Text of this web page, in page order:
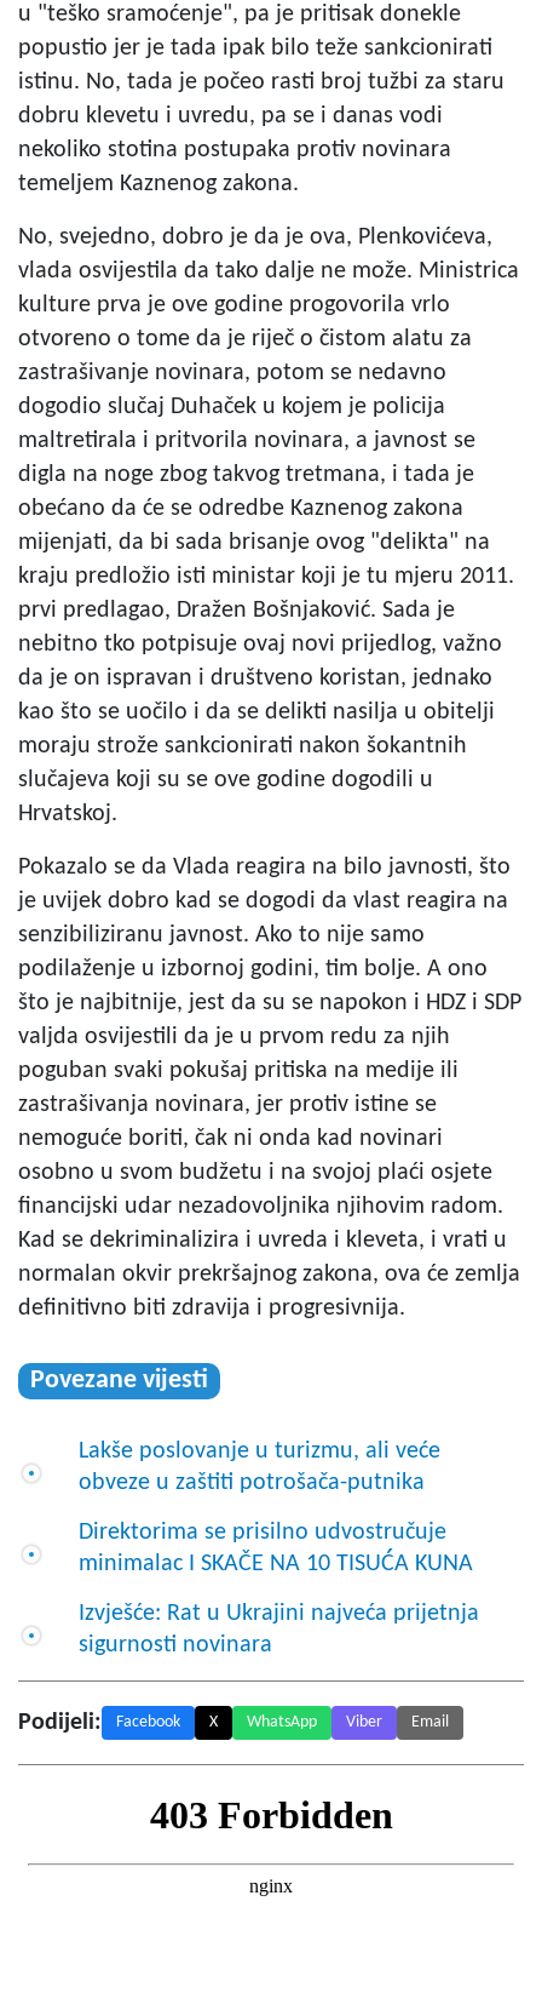
u "teško sramoćenje", pa je pritisak donekle
popustio jer je tada ipak bilo teže sankcionirati
istinu. No, tada je počeo rasti broj tužbi za staru
dobru klevetu i uvredu, pa se i danas vodi
nekoliko stotina postupaka protiv novinara
temeljem Kaznenog zakona.
No, svejedno, dobro je da je ova, Plenkovićeva,
vlada osvijestila da tako dalje ne može. Ministrica
kulture prva je ove godine progovorila vrlo
otvoreno o tome da je riječ o čistom alatu za
zastrašivanje novinara, potom se nedavno
dogodio slučaj Duhaček u kojem je policija
maltretirala i pritvorila novinara, a javnost se
digla na noge zbog takvog tretmana, i tada je
obećano da će se odredbe Kaznenog zakona
mijenjati, da bi sada brisanje ovog "delikta" na
kraju predložio isti ministar koji je tu mjeru 2011.
prvi predlagao, Dražen Bošnjaković. Sada je
nebitno tko potpisuje ovaj novi prijedlog, važno
da je on ispravan i društveno koristan, jednako
kao što se uočilo i da se delikti nasilja u obitelji
moraju strože sankcionirati nakon šokantnih
slučajeva koji su se ove godine dogodili u
Hrvatskoj.
Pokazalo se da Vlada reagira na bilo javnosti, što
je uvijek dobro kad se dogodi da vlast reagira na
senzibiliziranu javnost. Ako to nije samo
podilaženje u izbornoj godini, tim bolje. A ono
što je najbitnije, jest da su se napokon i HDZ i SDP
valjda osvijestili da je u prvom redu za njih
poguban svaki pokušaj pritiska na medije ili
zastrašivanja novinara, jer protiv istine se
nemoguće boriti, čak ni onda kad novinari
osobno u svom budžetu i na svojoj plaći osjete
financijski udar nezadovoljnika njihovim radom.
Kad se dekriminalizira i uvreda i kleveta, i vrati u
normalan okvir prekršajnog zakona, ova će zemlja
definitivno biti zdravija i progresivnija.
Povezane vijesti
Lakše poslovanje u turizmu, ali veće
obveze u zaštiti potrošača-putnika
Direktorima se prisilno udvostručuje
minimalac I SKAČE NA 10 TISUĆA KUNA
Izvješće: Rat u Ukrajini najveća prijetnja
sigurnosti novinara
Podijeli: Facebook X WhatsApp Viber Email